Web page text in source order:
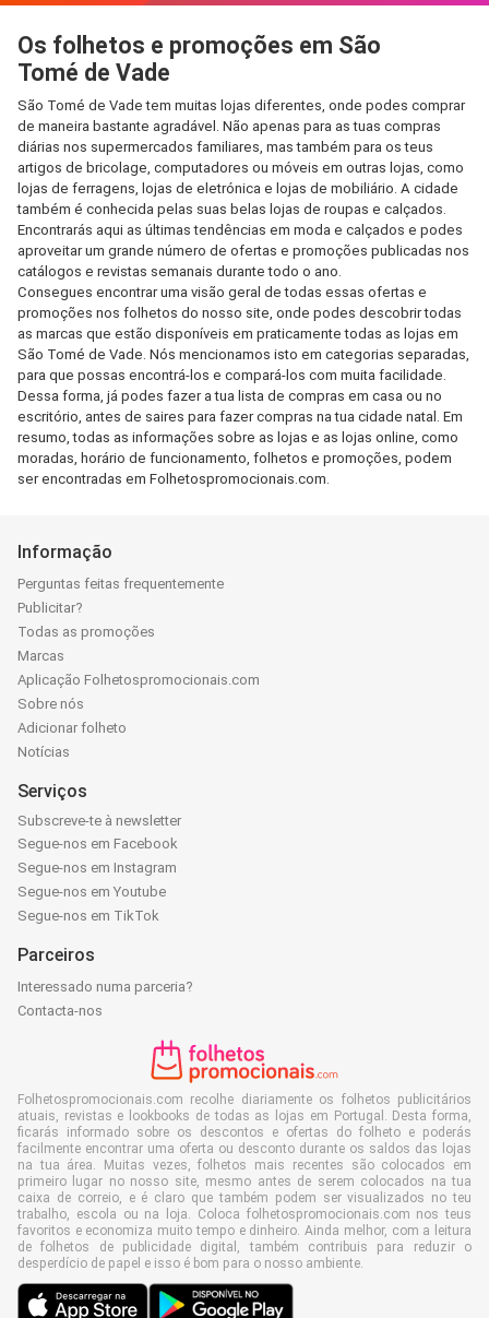
Os folhetos e promoções em São
Tomé de Vade
São Tomé de Vade tem muitas lojas diferentes, onde podes comprar
de maneira bastante agradável. Não apenas para as tuas compras
diárias nos supermercados familiares, mas também para os teus
artigos de bricolage, computadores ou móveis em outras lojas, como
lojas de ferragens, lojas de eletrónica e lojas de mobiliário. A cidade
também é conhecida pelas suas belas lojas de roupas e calçados.
Encontrarás aqui as últimas tendências em moda e calçados e podes
aproveitar um grande número de ofertas e promoções publicadas nos
catálogos e revistas semanais durante todo o ano.
Consegues encontrar uma visão geral de todas essas ofertas e
promoções nos folhetos do nosso site, onde podes descobrir todas
as marcas que estão disponíveis em praticamente todas as lojas em
São Tomé de Vade. Nós mencionamos isto em categorias separadas,
para que possas encontrá-los e compará-los com muita facilidade.
Dessa forma, já podes fazer a tua lista de compras em casa ou no
escritório, antes de saires para fazer compras na tua cidade natal. Em
resumo, todas as informações sobre as lojas e as lojas online, como
moradas, horário de funcionamento, folhetos e promoções, podem
ser encontradas em Folhetospromocionais.com.
Informação
Perguntas feitas frequentemente
Publicitar?
Todas as promoções
Marcas
Aplicação Folhetospromocionais.com
Sobre nós
Adicionar folheto
Notícias
Serviços
Subscreve-te à newsletter
Segue-nos em Facebook
Segue-nos em Instagram
Segue-nos em Youtube
Segue-nos em TikTok
Parceiros
Interessado numa parceria?
Contacta-nos
Folhetospromocionais.com recolhe diariamente os folhetos publicitários
atuais, revistas e lookbooks de todas as lojas em Portugal. Desta forma,
ficarás informado sobre os descontos e ofertas do folheto e poderás
facilmente encontrar uma oferta ou desconto durante os saldos das lojas
na tua área. Muitas vezes, folhetos mais recentes são colocados em
primeiro lugar no nosso site, mesmo antes de serem colocados na tua
caixa de correio, e é claro que também podem ser visualizados no teu
trabalho, escola ou na loja. Coloca folhetospromocionais.com nos teus
favoritos e economiza muito tempo e dinheiro. Ainda melhor, com a leitura
de folhetos de publicidade digital, também contribuis para reduzir o
desperdício de papel e isso é bom para o nosso ambiente.